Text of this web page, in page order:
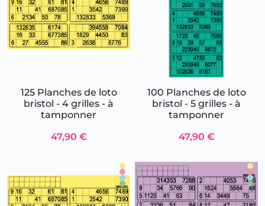
125 Planches de loto
bristol - 4 grilles - à
tamponner
47,90 €
100 Planches de loto
bristol - 5 grilles - à
tamponner
47,90 €